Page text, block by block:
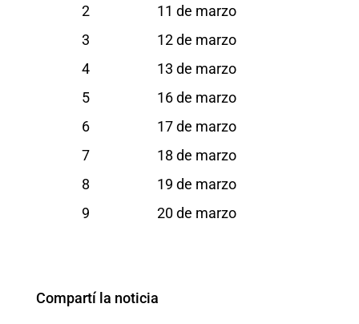
2 11 de marzo
3 12 de marzo
4 13 de marzo
5 16 de marzo
6 17 de marzo
7 18 de marzo
8 19 de marzo
9 20 de marzo
Compartí la noticia